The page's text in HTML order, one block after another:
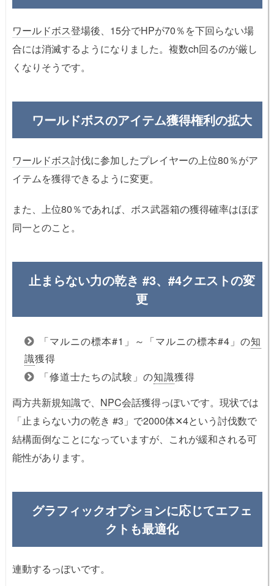
ワールドボス登場後、15分でHPが70％を下回らない場
合には消滅するようになりました。複数ch回るのが厳し
くなりそうです。
ワールドボスのアイテム獲得権利の拡大
ワールドボス討伐に参加したプレイヤーの上位80％がア
イテムを獲得できるように変更。
また、上位80％であれば、ボス武器箱の獲得確率はほぼ
同一とのこと。
止まらない力の乾き #3、#4クエストの変
更
「マルニの標本#1」～「マルニの標本#4」の知
識獲得
「修道士たちの試験」の知識獲得
両方共新規知識で、 NPC会話獲得っぽいです。現状では
「止まらない力の乾き #3」で2000体✕4という討伐数で
結構面倒なことになっていますが、これが緩和される可
能性があります。
グラフィックオプションに応じてエフェ
クトも最適化
連動するっぽいです。